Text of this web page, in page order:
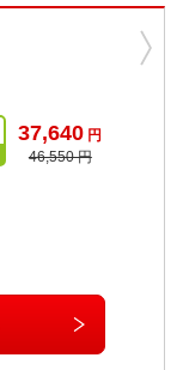
37,640 円
46,550 円